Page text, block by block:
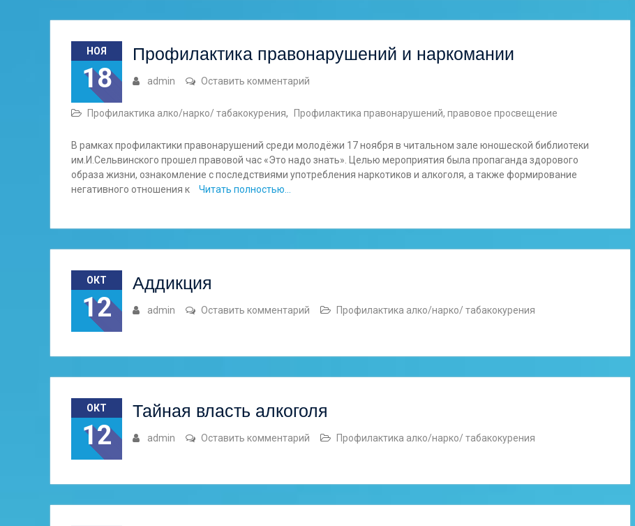
НОЯ
18
Профилактика правонарушений и наркомании
admin Оставить комментарий
Профилактика алко/нарко/ табакокурения, Профилактика правонарушений, правовое просвещение
В рамках профилактики правонарушений среди молодёжи 17 ноября в читальном зале юношеской библиотеки
им.И.Сельвинского прошел правовой час «Это надо знать». Целью мероприятия была пропаганда здорового
образа жизни, ознакомление с последствиями употребления наркотиков и алкоголя, а также формирование
негативного отношения к
Читать полностью…
ОКТ
12
Аддикция
admin Оставить комментарий Профилактика алко/нарко/ табакокурения
ОКТ
12
Тайная власть алкоголя
admin Оставить комментарий Профилактика алко/нарко/ табакокурения